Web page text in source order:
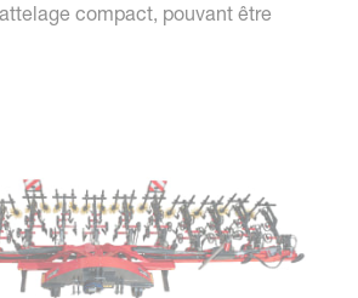
compact, pouvant être